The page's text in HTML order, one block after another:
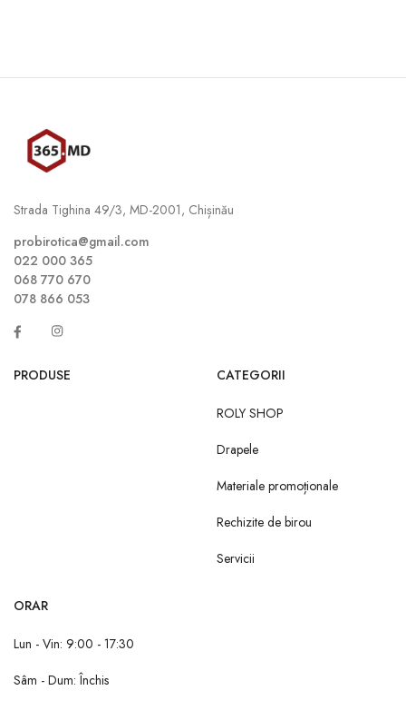
Strada Tighina 49/3, MD-2001, Chișinău
probirotica@gmail.com
022 000 365
068 770 670
078 866 053
PRODUSE CATEGORII
ROLY SHOP
Drapele
Materiale promoționale
Rechizite de birou
Servicii
ORAR
Lun - Vin: 9:00 - 17:30
Sâm - Dum: Închis